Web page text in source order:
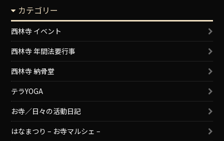
カテゴリー
西林寺 イベント
西林寺 年間法要行事
西林寺 納骨堂
テラYOGA
お寺／日々の活動日記
はなまつり – お寺マルシェ –